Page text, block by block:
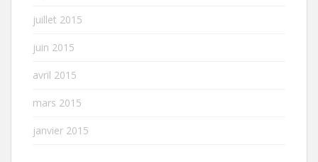
juillet 2015
juin 2015
avril 2015
mars 2015
janvier 2015